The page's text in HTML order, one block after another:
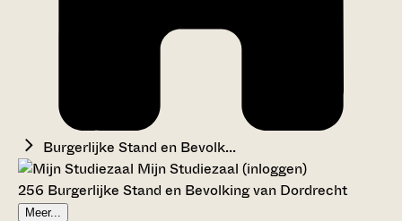
Burgerlijke Stand en Bevolk...
Mijn Studiezaal (inloggen)
256 Burgerlijke Stand en Bevolking van Dordrecht
Meer...